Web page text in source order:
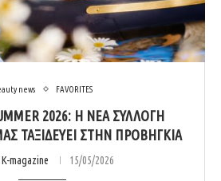
news FAVORITES
2026: Η ΝΈΑ ΣΥΛΛΟΓΉ
ΤΑΞΙΔΕΎΕΙ ΣΤΗΝ ΠΡΟΒΗΓΚΊΑ
magazine 15/05/2026